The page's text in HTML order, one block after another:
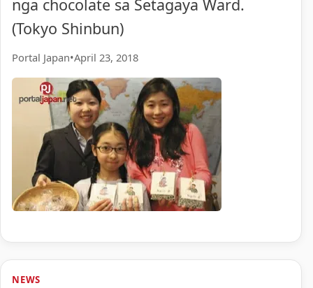
nga chocolate sa Setagaya Ward.
(Tokyo Shinbun)
Portal Japan•April 23, 2018
NEWS